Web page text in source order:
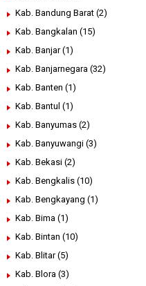
Kab. Bandung Barat (2)
Kab. Bangkalan (15)
Kab. Banjar (1)
Kab. Banjarnegara (32)
Kab. Banten (1)
Kab. Bantul (1)
Kab. Banyumas (2)
Kab. Banyuwangi (3)
Kab. Bekasi (2)
Kab. Bengkalis (10)
Kab. Bengkayang (1)
Kab. Bima (1)
Kab. Bintan (10)
Kab. Blitar (5)
Kab. Blora (3)